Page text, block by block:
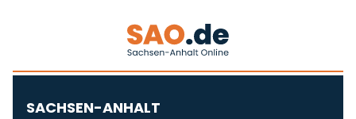
SACHSEN-ANHALT